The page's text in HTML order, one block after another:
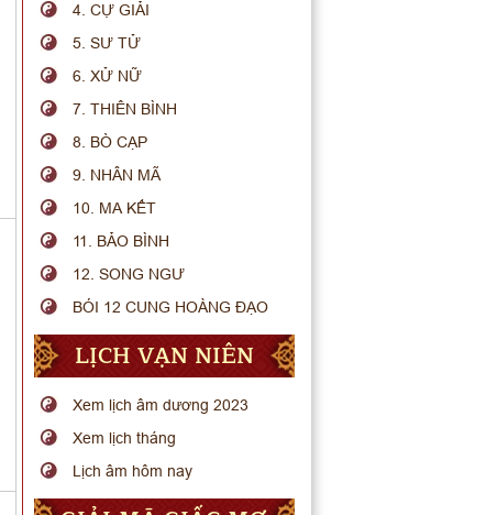
4. CỰ GIẢI
5. SƯ TỬ
6. XỬ NỮ
7. THIÊN BÌNH
8. BÒ CẠP
9. NHÂN MÃ
10. MA KẾT
11. BẢO BÌNH
12. SONG NGƯ
BÓI 12 CUNG HOÀNG ĐẠO
LỊCH VẠN NIÊN
Xem lịch âm dương 2023
Xem lịch tháng
Lịch âm hôm nay